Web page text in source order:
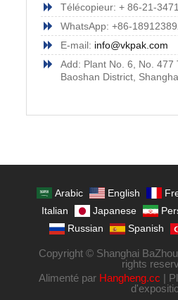
Télécopieur: + 86-21-
WhatsApp: +86-
E-mail: info@vkpak.com
Add: Plant No. 6, No. 477
Baoshan District,
Arabic English
Italian
Japanese
Russian
Spanish
Copyright © Shanghai
rights
Alimenté par Hangheng.cc |